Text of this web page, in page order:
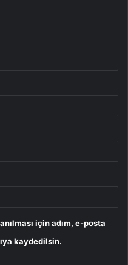
için adım, e-posta
kaydedilsin.